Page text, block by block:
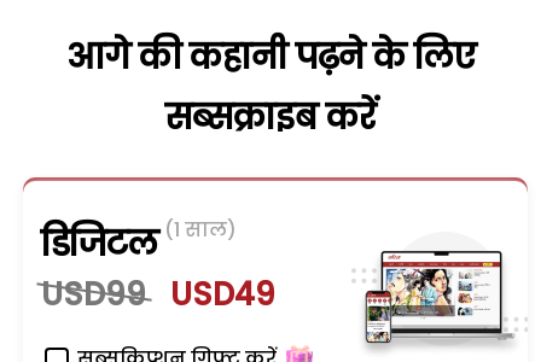
आगे की कहानी पढ़ने के लिए
सब्सक्राइब करें
डिजिटल (1 साल)
USD99 USD49